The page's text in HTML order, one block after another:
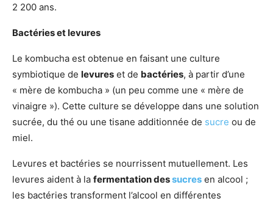
2 200 ans.
Bactéries et levures
Le kombucha est obtenue en faisant une culture
symbiotique de levures et de bactéries, à partir d’une
« mère de kombucha » (un peu comme une « mère de
vinaigre »). Cette culture se développe dans une solution
sucrée, du thé ou une tisane additionnée de sucre ou de
miel.
Levures et bactéries se nourrissent mutuellement. Les
levures aident à la fermentation dessucres en alcool ;
les bactéries transforment l’alcool en différentes